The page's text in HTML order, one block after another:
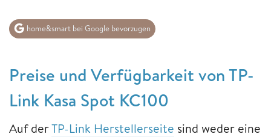
home&smart bei Google bevorzugen
Preise und Verfügbarkeit von TP-
Link Kasa Spot KC100
Auf derTP-Link Herstellerseite sind weder eine